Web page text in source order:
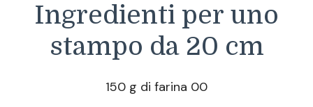
Ingredienti per uno
stampo da 20 cm
150 g di farina 00